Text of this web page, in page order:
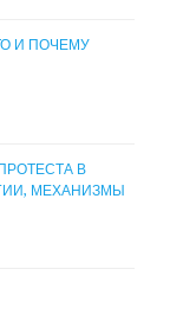
И ПОЧЕМУ
В
МЕХАНИЗМЫ